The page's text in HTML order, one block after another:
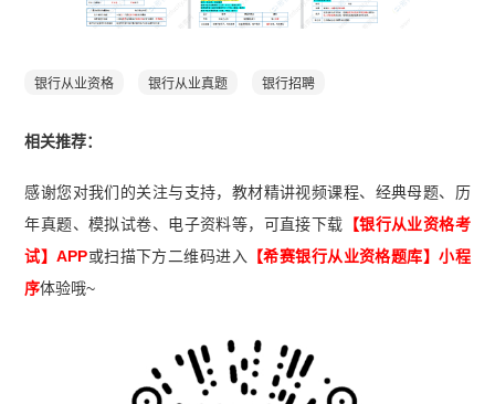
银行从业资格 银行从业真题 银行招聘
相关推荐：
感谢您对我们的关注与支持，教材精讲视频课程、经典母题、历
年真题、模拟试卷、电子资料等，可直接下载 【银行从业资格考
试】APP或扫描下方二维码进入 【希赛银行从业资格题库】小程
序体验哦~